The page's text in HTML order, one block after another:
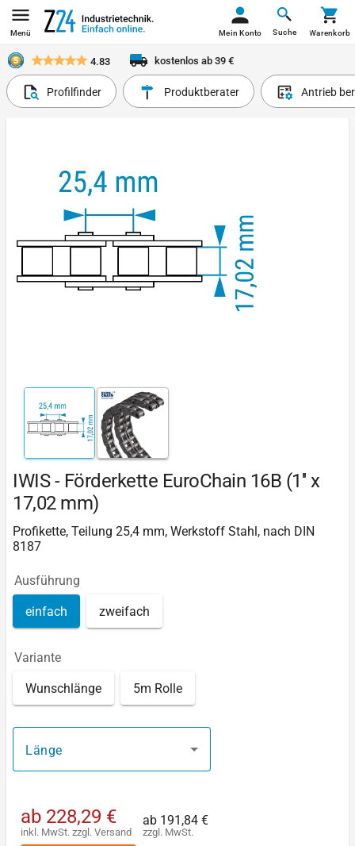
Menü Suche
Mein Konto Warenkorb
4.83 kostenlos ab 39 €
Profilfinder Produktberater Antrieb
IWIS - Förderkette EuroChain 16B (1'' x
17,02 mm)
Profikette, Teilung 25,4 mm, Werkstoff Stahl, nach DIN
8187
Ausführung
einfach zweifach
Variante
Wunschlänge 5m Rolle
Länge
ab 228,29 €
inkl. MwSt. zzgl. Versand
ab 191,84 €
zzgl. MwSt.